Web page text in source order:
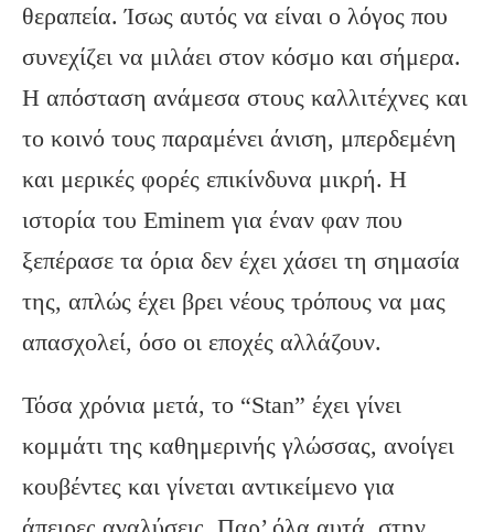
θεραπεία. Ίσως αυτός να είναι ο λόγος που
συνεχίζει να μιλάει στον κόσμο και σήμερα.
Η απόσταση ανάμεσα στους καλλιτέχνες και
το κοινό τους παραμένει άνιση, μπερδεμένη
και μερικές φορές επικίνδυνα μικρή. Η
ιστορία του Eminem για έναν φαν που
ξεπέρασε τα όρια δεν έχει χάσει τη σημασία
της, απλώς έχει βρει νέους τρόπους να μας
απασχολεί, όσο οι εποχές αλλάζουν.
Τόσα χρόνια μετά, το “Stan” έχει γίνει
κομμάτι της καθημερινής γλώσσας, ανοίγει
κουβέντες και γίνεται αντικείμενο για